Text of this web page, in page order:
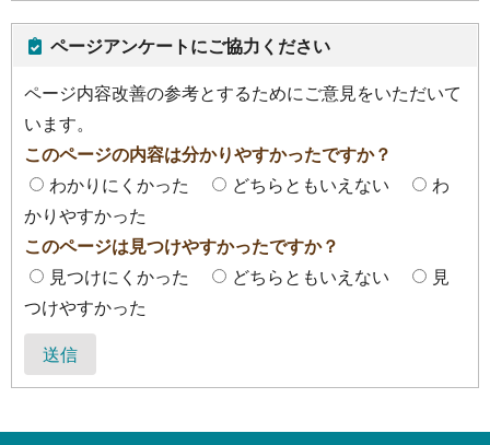
ページアンケートにご協力ください
ページ内容改善の参考とするためにご意見をいただいて
います。
このページの内容は分かりやすかったですか？
わかりにくかった
どちらともいえない
わ
かりやすかった
このページは見つけやすかったですか？
見つけにくかった
どちらともいえない
見
つけやすかった
送信